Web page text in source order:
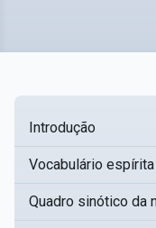
Introdução
Vocabulário espírita
Quadro sinótico da